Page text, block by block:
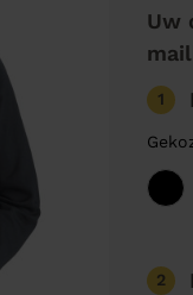
Uw
1
2